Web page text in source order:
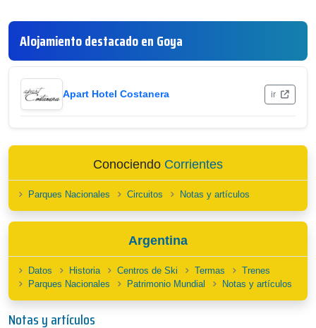
Alojamiento destacado en Goya
Apart Hotel Costanera ir
Conociendo Corrientes
Parques Nacionales Circuitos Notas y artículos
Argentina
Datos Historia Centros de Ski Termas
Trenes
Parques Nacionales
Patrimonio Mundial Notas y artículos
Notas y artículos